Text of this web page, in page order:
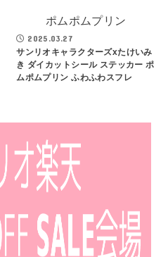
ポムポムプリン
2025.03.27
サンリオキャラクターズxたけいみ
き ダイカットシール ステッカー ポ
ムポムプリン ふわふわスフレ